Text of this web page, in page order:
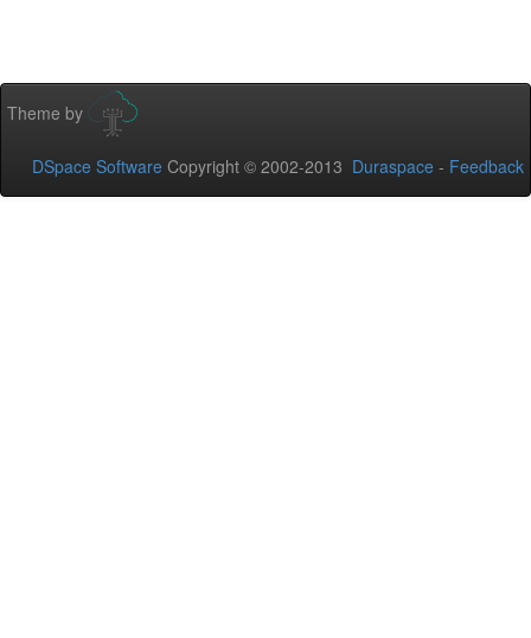
Theme by
DSpace Software Copyright © 2002-2013 Duraspace - Feedback